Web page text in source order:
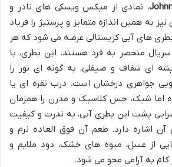
، نمادی از میکس ویسکی های نادر و
به همین اندازه متمایز و پرستیژ را فریاد
های آبی کریستالی عرضه می شود که هر
منحصر به فرد هستند. این بطری، با
ای شفاف و صیقلی، به گونه ای نور را
جواهری درخشان است. درب نقره ای یا
اما شیک، حس کلاسیک و مدرن را همزمان
پشت این بطری آبی، به ندرت و کیفیت
آن اشاره دارد. طعم آن فوق العاده نرم و
از عسل، میوه های خشک، دود ملایم و
به آرامی محو می شود.